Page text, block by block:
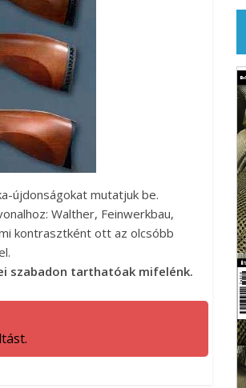
újdonságokat mutatjuk be.
Walther, Feinwerkbau,
kontrasztként ott az olcsóbb
szabadon tarthatóak mifelénk.